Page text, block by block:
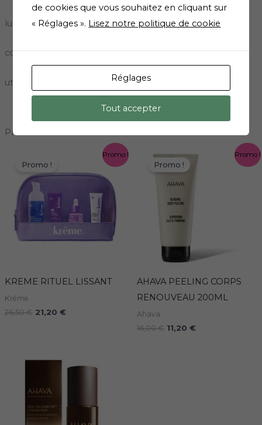
lubrifiant
compatible avec les préservatifs
utiliser 2 à 3 fois par semaine
Produits similaires
Promo !
Promo !
KREME RITUEL LISSANT
Kréme
26,50€
initial
était :
26,50 €.
21,20 €
actuel
Promo !
Promo !
AHAVA PEELING CORPS
RENOUVEAU 200ML
Ahava
16,00€
prix
initial
était :
11,20 €
de cookies que vous souhaitez en cliquant sur
« Réglages ». Lisez notre politique de cookie
Réglages
Tout accepter